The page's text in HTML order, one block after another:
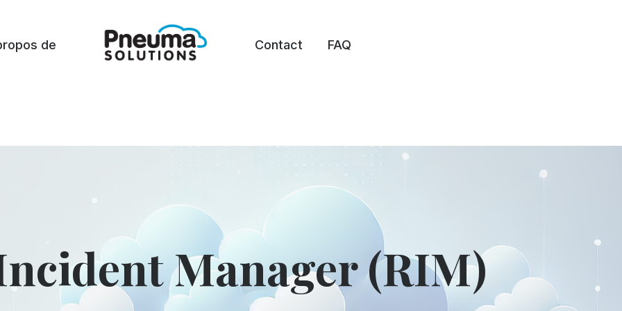
de Contact FAQ
Manager (RIM)